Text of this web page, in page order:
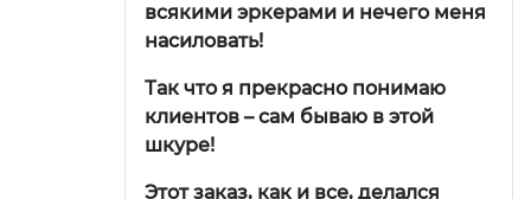
всякими эркерами и нечего меня
насиловать!
Так что я прекрасно понимаю
клиентов – сам бываю в этой
шкуре!
Этот заказ, как и все, делался